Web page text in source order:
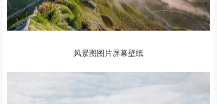
风景图图片屏幕壁纸